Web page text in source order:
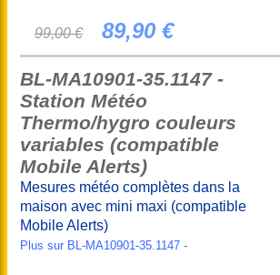
99,00 € 89,90 €
BL-MA10901-35.1147 -
Station Météo
Thermo/hygro couleurs
variables (compatible
Mobile Alerts)
Mesures météo complètes dans la
maison avec mini maxi (compatible
Mobile Alerts)
Plus sur BL-MA10901-35.1147 -